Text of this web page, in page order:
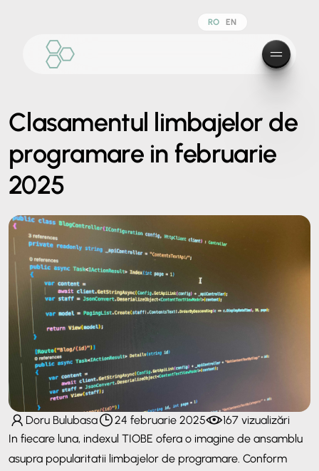
RO EN
Clasamentul limbajelor de
programare in februarie
2025
Doru Bulubasa 24 februarie 2025
167 vizualizări
In fiecare luna, indexul TIOBE ofera o imagine de ansamblu
asupra popularitatii limbajelor de programare. Conform